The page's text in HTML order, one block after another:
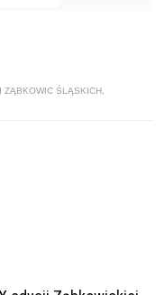
ZĄBKOWIC ŚLĄSKICH